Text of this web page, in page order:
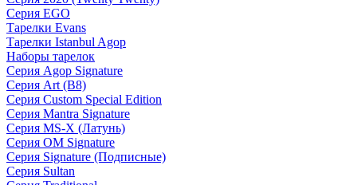
Серия EGO
Тарелки Evans
Тарелки Istanbul Agop
Наборы тарелок
Серия Agop Signature
Серия Art (B8)
Серия Custom Special Edition
Серия Mantra Signature
Серия MS-X (Латунь)
Серия OM Signature
Серия Signature (Подписные)
Серия Sultan